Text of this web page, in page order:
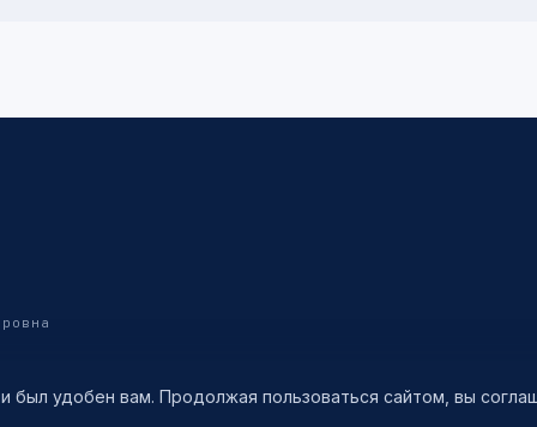
был удобен вам. Продолжая пользоваться сайтом, вы